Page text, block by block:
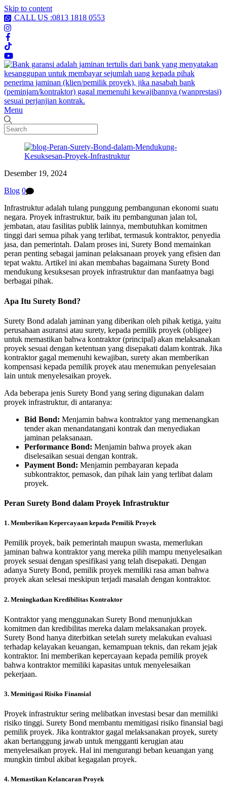
Skip to content
CALL US :0813 1818 0553
Menu
Desember 19, 2024
Blog 0
Infrastruktur adalah tulang punggung pembangunan ekonomi suatu
negara. Proyek infrastruktur, baik itu pembangunan jalan tol,
jembatan, atau fasilitas publik lainnya, membutuhkan komitmen
tinggi dari semua pihak yang terlibat, termasuk kontraktor, penyedia
jasa, dan pemerintah. Dalam proses ini, Surety Bond memainkan
peran penting sebagai jaminan pelaksanaan proyek yang efisien dan
tepat waktu. Artikel ini akan membahas bagaimana Surety Bond
mendukung kesuksesan proyek infrastruktur dan manfaatnya bagi
berbagai pihak.
Apa Itu Surety Bond?
Surety Bond adalah jaminan yang diberikan oleh pihak ketiga, yaitu
perusahaan asuransi atau surety, kepada pemilik proyek (obligee)
untuk memastikan bahwa kontraktor (principal) akan melaksanakan
proyek sesuai dengan ketentuan yang disepakati dalam kontrak. Jika
kontraktor gagal memenuhi kewajiban, surety akan memberikan
kompensasi kepada pemilik proyek atau menemukan penyelesaian
lain untuk menyelesaikan proyek.
Ada beberapa jenis Surety Bond yang sering digunakan dalam
proyek infrastruktur, di antaranya:
Bid Bond: Menjamin bahwa kontraktor yang memenangkan
tender akan menandatangani kontrak dan menyediakan
jaminan pelaksanaan.
Performance Bond: Menjamin bahwa proyek akan
diselesaikan sesuai dengan kontrak.
Payment Bond: Menjamin pembayaran kepada
subkontraktor, pemasok, dan pihak lain yang terlibat dalam
proyek.
Peran Surety Bond dalam Proyek Infrastruktur
1. Memberikan Kepercayaan kepada Pemilik Proyek
Pemilik proyek, baik pemerintah maupun swasta, memerlukan
jaminan bahwa kontraktor yang mereka pilih mampu menyelesaikan
proyek sesuai dengan spesifikasi yang telah disepakati. Dengan
adanya Surety Bond, pemilik proyek memiliki rasa aman bahwa
proyek akan selesai meskipun terjadi masalah dengan kontraktor.
2. Meningkatkan Kredibilitas Kontraktor
Kontraktor yang menggunakan Surety Bond menunjukkan
komitmen dan kredibilitas mereka dalam melaksanakan proyek.
Surety Bond hanya diterbitkan setelah surety melakukan evaluasi
terhadap kelayakan keuangan, kemampuan teknis, dan rekam jejak
kontraktor. Ini memberikan kepercayaan kepada pemilik proyek
bahwa kontraktor memiliki kapasitas untuk menyelesaikan
pekerjaan.
3. Memitigasi Risiko Finansial
Proyek infrastruktur sering melibatkan investasi besar dan memiliki
risiko tinggi. Surety Bond membantu memitigasi risiko finansial bagi
pemilik proyek. Jika kontraktor gagal melaksanakan proyek, surety
akan bertanggung jawab untuk mengganti kerugian atau
menyelesaikan proyek. Hal ini mengurangi beban keuangan yang
mungkin timbul akibat kegagalan proyek.
4. Memastikan Kelancaran Proyek